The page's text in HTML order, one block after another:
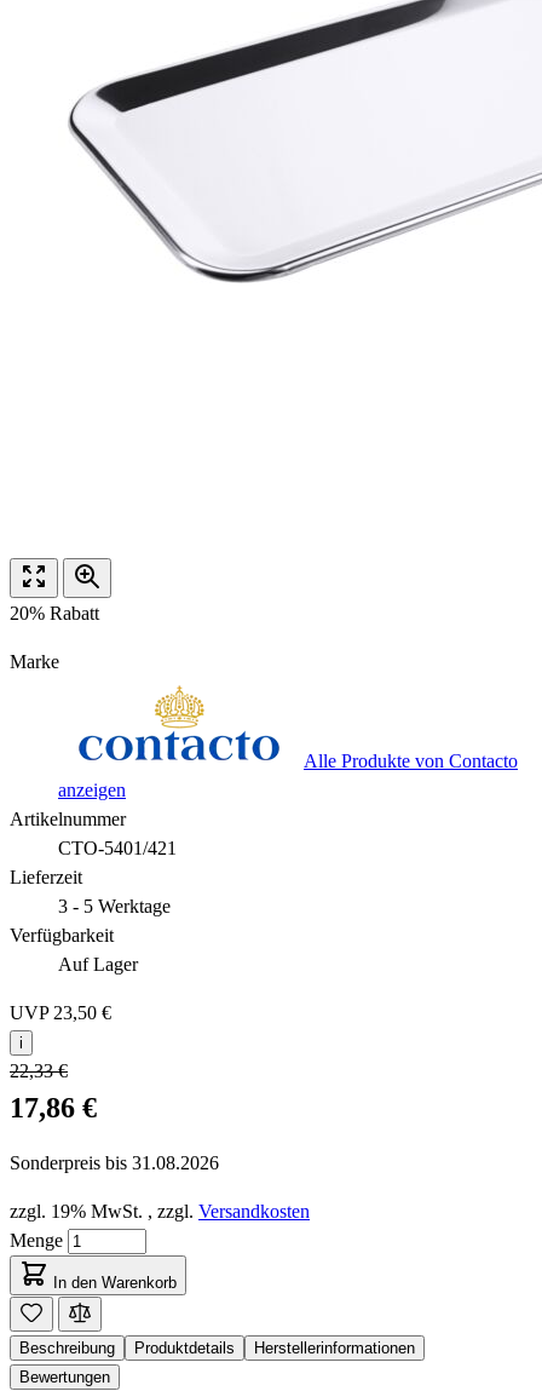
20% Rabatt
Marke
Alle Produkte von Contacto
anzeigen
Artikelnummer
CTO-5401/421
Lieferzeit
3 - 5 Werktage
Verfügbarkeit
Auf Lager
UVP 23,50 €
i
22,33 €
17,86 €
Sonderpreis bis 31.08.2026
zzgl. 19% MwSt. , zzgl. Versandkosten
Menge
In den Warenkorb
Beschreibung Produktdetails
Herstellerinformationen
Bewertungen